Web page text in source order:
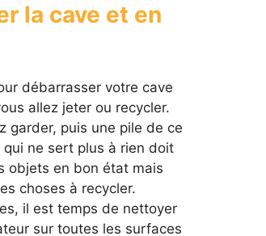
la cave et en
débarrasser votre cave
allez jeter ou recycler.
garder, puis une pile de ce
ne sert plus à rien doit
objets en bon état mais
choses à recycler.
il est temps de nettoyer
sur toutes les surfaces